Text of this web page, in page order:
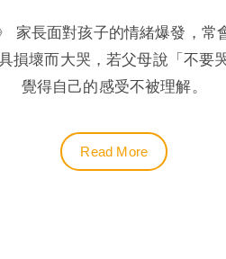
家長面對孩子的情緒爆發，
損壞而大哭，若父母說「不要
覺得自己的感受不被理解。
Read More